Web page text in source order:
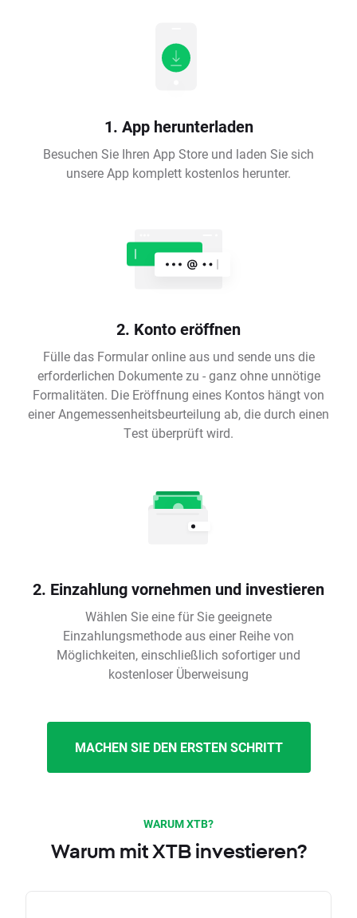
1. App herunterladen
Besuchen Sie Ihren App Store und laden Sie sich
unsere App komplett kostenlos herunter.
2. Konto eröffnen
Fülle das Formular online aus und sende uns die
erforderlichen Dokumente zu - ganz ohne unnötige
Formalitäten. Die Eröffnung eines Kontos hängt von
einer Angemessenheitsbeurteilung ab, die durch einen
Test überprüft wird.
2. Einzahlung vornehmen und investieren
Wählen Sie eine für Sie geeignete
Einzahlungsmethode aus einer Reihe von
Möglichkeiten, einschließlich sofortiger und
kostenloser Überweisung
MACHEN SIE DEN ERSTEN SCHRITT
WARUM XTB?
Warum mit XTB investieren?